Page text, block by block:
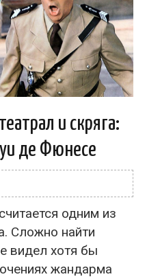
и скряга:
де Фюнесе
одним из
Сложно найти
видел хотя бы
жандарма